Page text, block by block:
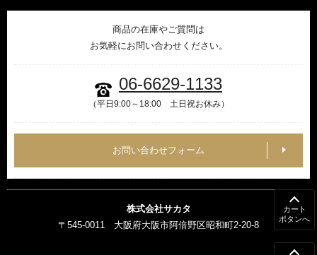
カート
ボタンへ
商品の在庫やご質問は
お気軽にお問い合わせください。
06-6629-1133
（平日9:00～18:00 土日祝お休み）
お問い合わせフォーム
株式会社サカタ
〒545-0011 大阪府大阪市阿倍野区昭和町2-20-8